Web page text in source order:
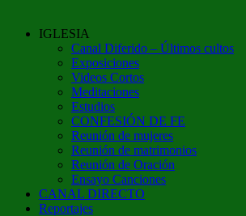
IGLESIA
Canal Diferido – Últimos cultos
Exposiciones
Videos Cortos
Meditaciones
Estudios
CONFESIÓN DE FE
Reunión de mujeres
Reunión de matrimonios
Reunión de Oración
Ensayo Canciones
CANAL DIRECTO
Reportajes